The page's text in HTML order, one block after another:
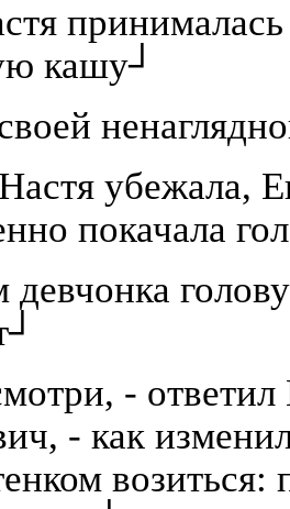
принималась
кашу┘
убежала,
покачала
девчонка
-
- как
возиться: